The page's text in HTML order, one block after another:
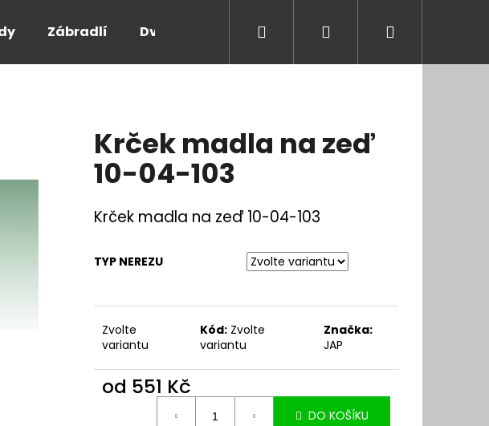
Zábradlí Dveře a zárubně Kontakt Blog
Přihlášení
Krček madla na zeď
10-04-103
Krček madla na zeď 10-04-103
TYP NEREZU
Zvolte
variantu
Kód: Zvolte
variantu
Značka:
JAP
od 551 Kč
DO KOŠÍKU